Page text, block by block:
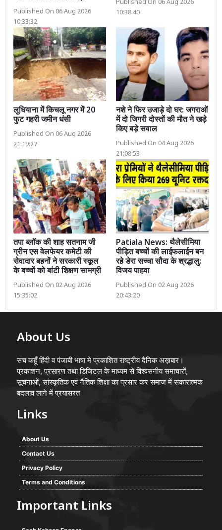
Published On 06 Aug 2026
10:33:32
Published On 06 Aug 2026
10:38:40
लुधियाना में किचलू नगर में 20
फुट गहरी जमीन धंसी
Published On 06 Aug 2026
21:19:27
नशे ने फिर उजाड़े दो घर: जगराओं
में दो जिगरी दोस्तों की मौत ने खड़े
किए बड़े सवाल
Published On 04 Aug 2026
21:08:53
तपा ब्लॉक की शाह सतनाम जी
ग्रीन एस वेलफेयर कमेटी की
सेवादार बहनों ने सरकारी स्कूल
के बच्चों को बांटी शिक्षण सामग्री
Published On 02 Aug 2026
15:35:02
Patiala News: थैलेसीमिया
पीड़ित बच्चों की लाईफलाईन बन
रहे डेरा सच्चा सौदा के श्रद्धालु:
विजय पाहवा
Published On 02 Aug 2026
20:43:20
About Us
सच कहूँ हिंदी व पंजाबी भाषा मे प्रकाशित राष्ट्रीय दैनिक अख़बार।
प्रकाशन, प्रसारण तथा डिजिटल के माध्यम से विश्वसनीय समाचारों,
सूचनाओं, सांस्कृतिक एवं नैतिक शिक्षा का प्रसार कर समाज में सकारात्मक
बदलाव लाने में प्रयासरत
Links
About Us
Contact Us
Privacy Policy
Terms and Conditions
Important Links